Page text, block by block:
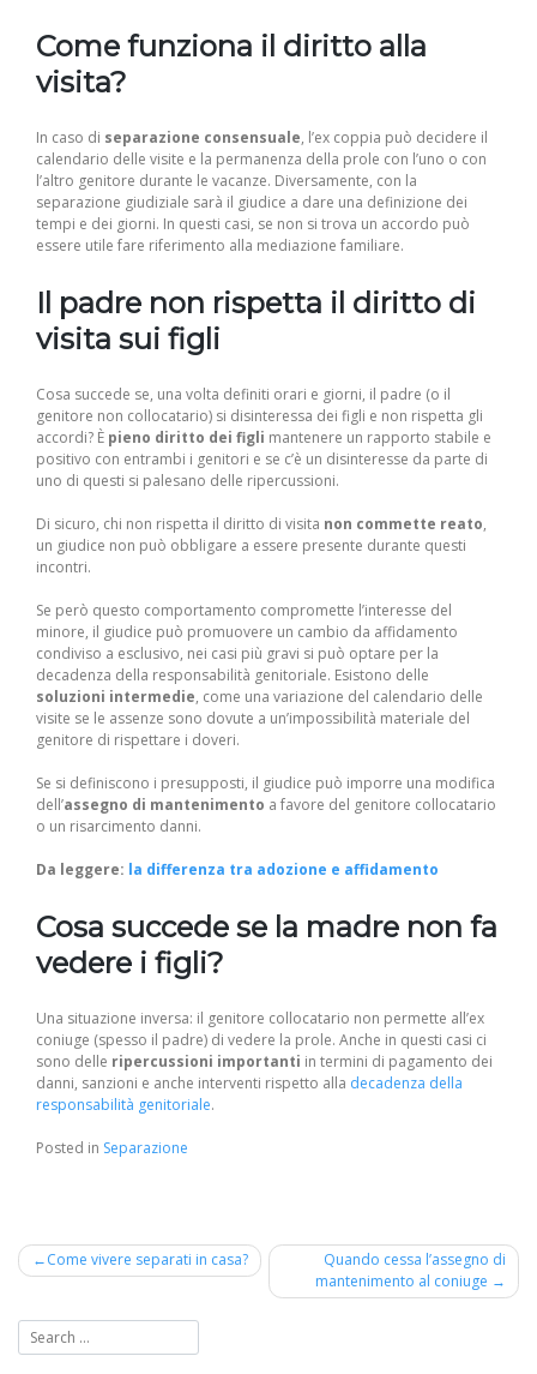
Come funziona il diritto alla
visita?
In caso di separazione consensuale, l’ex coppia può decidere il
calendario delle visite e la permanenza della prole con l’uno o con
l’altro genitore durante le vacanze. Diversamente, con la
separazione giudiziale sarà il giudice a dare una definizione dei
tempi e dei giorni. In questi casi, se non si trova un accordo può
essere utile fare riferimento alla mediazione familiare.
Il padre non rispetta il diritto di
visita sui figli
Cosa succede se, una volta definiti orari e giorni, il padre (o il
genitore non collocatario) si disinteressa dei figli e non rispetta gli
accordi? È pieno diritto dei figli mantenere un rapporto stabile e
positivo con entrambi i genitori e se c’è un disinteresse da parte di
uno di questi si palesano delle ripercussioni.
Di sicuro, chi non rispetta il diritto di visita non commette reato,
un giudice non può obbligare a essere presente durante questi
incontri.
Se però questo comportamento compromette l’interesse del
minore, il giudice può promuovere un cambio da affidamento
condiviso a esclusivo, nei casi più gravi si può optare per la
decadenza della responsabilità genitoriale. Esistono delle
soluzioni intermedie, come una variazione del calendario delle
visite se le assenze sono dovute a un’impossibilità materiale del
genitore di rispettare i doveri.
Se si definiscono i presupposti, il giudice può imporre una modifica
dell’assegno di mantenimento a favore del genitore collocatario
o un risarcimento danni.
Da leggere: la differenza tra adozione e affidamento
Cosa succede se la madre non fa
vedere i figli?
Una situazione inversa: il genitore collocatario non permette all’ex
coniuge (spesso il padre) di vedere la prole. Anche in questi casi ci
sono delle ripercussioni importanti in termini di pagamento dei
danni, sanzioni e anche interventi rispetto alla decadenza della
responsabilità genitoriale.
Posted in Separazione
Navigazione
Come vivere separati in casa?
Quando cessa l’assegno di
mantenimento al coniuge